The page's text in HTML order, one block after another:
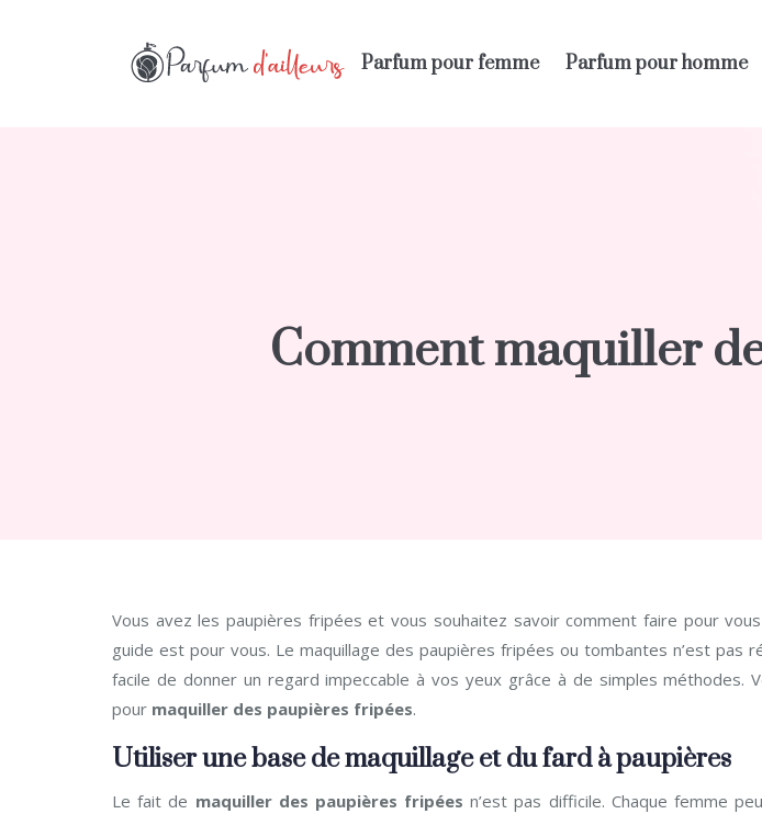
Parfum pour femme Parfum pour homme
Comment maquiller
Vous avez les paupières fripées et vous souhaitez savoir comment faire pour vous maquiller convenablement ? Ce
guide est pour vous. Le maquillage des paupières fripées ou tombantes n’est pas
facile de donner un regard impeccable à vos yeux grâce à de simples méthodes.
pour maquiller des paupières fripées.
Utiliser une base de maquillage et du fard à paupières
Le fait de maquiller des paupières fripées n’est pas difficile. Chaque femme